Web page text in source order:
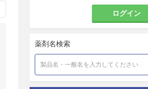
ログイン
薬剤名検索